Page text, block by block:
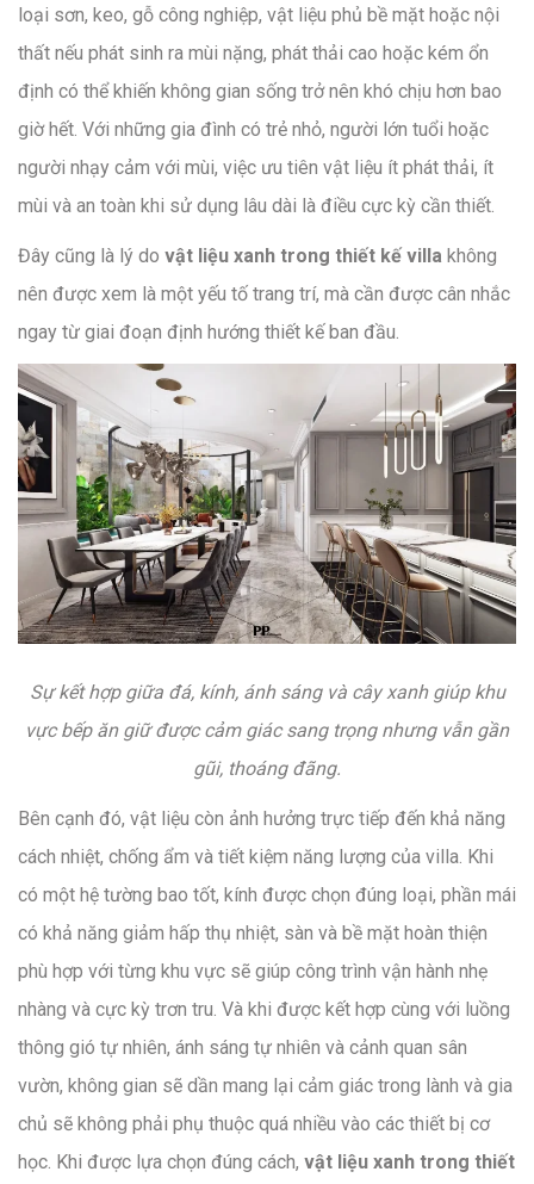
loại sơn, keo, gỗ công nghiệp, vật liệu phủ bề mặt hoặc nội
thất nếu phát sinh ra mùi nặng, phát thải cao hoặc kém ổn
định có thể khiến không gian sống trở nên khó chịu hơn bao
giờ hết. Với những gia đình có trẻ nhỏ, người lớn tuổi hoặc
người nhạy cảm với mùi, việc ưu tiên vật liệu ít phát thải, ít
mùi và an toàn khi sử dụng lâu dài là điều cực kỳ cần thiết.
Đây cũng là lý do vật liệu xanh trong thiết kế villa không
nên được xem là một yếu tố trang trí, mà cần được cân nhắc
ngay từ giai đoạn định hướng thiết kế ban đầu.
Sự kết hợp giữa đá, kính, ánh sáng và cây xanh giúp khu
vực bếp ăn giữ được cảm giác sang trọng nhưng vẫn gần
gũi, thoáng đãng.
Bên cạnh đó, vật liệu còn ảnh hưởng trực tiếp đến khả năng
cách nhiệt, chống ẩm và tiết kiệm năng lượng của villa. Khi
có một hệ tường bao tốt, kính được chọn đúng loại, phần mái
có khả năng giảm hấp thụ nhiệt, sàn và bề mặt hoàn thiện
phù hợp với từng khu vực sẽ giúp công trình vận hành nhẹ
nhàng và cực kỳ trơn tru. Và khi được kết hợp cùng với luồng
thông gió tự nhiên, ánh sáng tự nhiên và cảnh quan sân
vườn, không gian sẽ dần mang lại cảm giác trong lành và gia
chủ sẽ không phải phụ thuộc quá nhiều vào các thiết bị cơ
học. Khi được lựa chọn đúng cách, vật liệu xanh trong thiết